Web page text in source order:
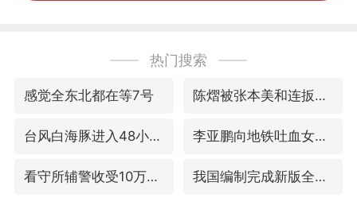
热门搜索
感觉全东北都在等7号 陈熠被张本美和连扳三局逆转
台风白海豚进入48小时警戒线 李亚鹏向地铁吐血女孩捐99999元
看守所辅警收受10万获刑1年 我国编制完成新版全月地质图